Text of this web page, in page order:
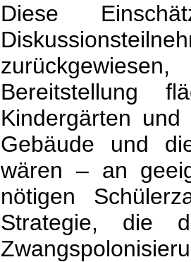
Diese
Bereitstellung
Kindergärten
Gebäude und
wären – an
nötigen
Strategie, die